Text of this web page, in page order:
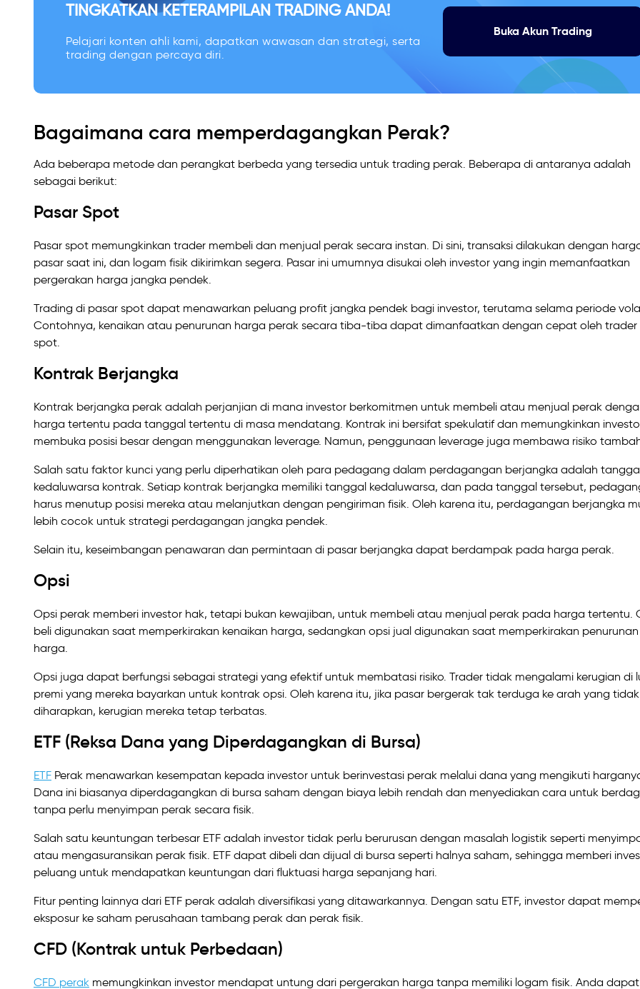
TINGKATKAN KETERAMPILAN TRADING ANDA!
Pelajari konten ahli kami, dapatkan wawasan dan strategi, serta
trading dengan percaya diri.
Buka Akun Trading
Bagaimana cara memperdagangkan Perak?
Ada beberapa metode dan perangkat berbeda yang tersedia untuk trading perak. Beberapa di antaranya adalah
sebagai berikut:
Pasar Spot
Pasar spot memungkinkan trader membeli dan menjual perak secara instan. Di sini, transaksi dilakukan dengan
pasar saat ini, dan logam fisik dikirimkan segera. Pasar ini umumnya disukai oleh investor yang ingin memanfaatkan
pergerakan harga jangka pendek.
Trading di pasar spot dapat menawarkan peluang profit jangka pendek bagi investor, terutama selama periode
Contohnya, kenaikan atau penurunan harga perak secara tiba-tiba dapat dimanfaatkan dengan cepat oleh trader
spot.
Kontrak Berjangka
Kontrak berjangka perak adalah perjanjian di mana investor berkomitmen untuk membeli atau menjual perak
harga tertentu pada tanggal tertentu di masa mendatang. Kontrak ini bersifat spekulatif dan memungkinkan
membuka posisi besar dengan menggunakan leverage. Namun, penggunaan leverage juga membawa risiko
Salah satu faktor kunci yang perlu diperhatikan oleh para pedagang dalam perdagangan berjangka adalah
kedaluwarsa kontrak. Setiap kontrak berjangka memiliki tanggal kedaluwarsa, dan pada tanggal tersebut,
harus menutup posisi mereka atau melanjutkan dengan pengiriman fisik. Oleh karena itu, perdagangan berjangka
lebih cocok untuk strategi perdagangan jangka pendek.
Selain itu, keseimbangan penawaran dan permintaan di pasar berjangka dapat berdampak pada harga perak.
Opsi
Opsi perak memberi investor hak, tetapi bukan kewajiban, untuk membeli atau menjual perak pada harga tertentu.
beli digunakan saat memperkirakan kenaikan harga, sedangkan opsi jual digunakan saat memperkirakan penurunan
harga.
Opsi juga dapat berfungsi sebagai strategi yang efektif untuk membatasi risiko. Trader tidak mengalami kerugian di
premi yang mereka bayarkan untuk kontrak opsi. Oleh karena itu, jika pasar bergerak tak terduga ke arah yang tidak
diharapkan, kerugian mereka tetap terbatas.
ETF (Reksa Dana yang Diperdagangkan di Bursa)
ETF Perak menawarkan kesempatan kepada investor untuk berinvestasi perak melalui dana yang mengikuti
Dana ini biasanya diperdagangkan di bursa saham dengan biaya lebih rendah dan menyediakan cara untuk
tanpa perlu menyimpan perak secara fisik.
Salah satu keuntungan terbesar ETF adalah investor tidak perlu berurusan dengan masalah logistik seperti
atau mengasuransikan perak fisik. ETF dapat dibeli dan dijual di bursa seperti halnya saham, sehingga memberi
peluang untuk mendapatkan keuntungan dari fluktuasi harga sepanjang hari.
Fitur penting lainnya dari ETF perak adalah diversifikasi yang ditawarkannya. Dengan satu ETF, investor dapat
eksposur ke saham perusahaan tambang perak dan perak fisik.
CFD (Kontrak untuk Perbedaan)
CFD perak memungkinkan investor mendapat untung dari pergerakan harga tanpa memiliki logam fisik. Anda dapat